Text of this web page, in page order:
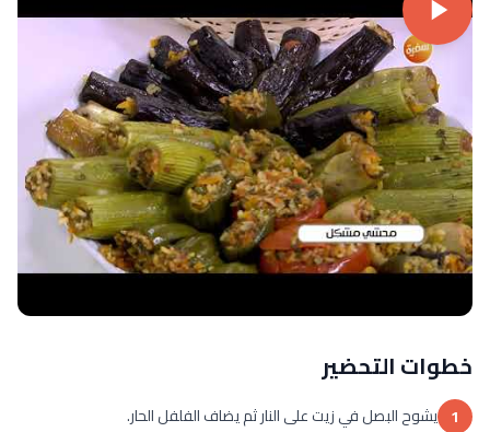
خطوات التحضير
1 يشوح البصل في زيت على النار ثم يضاف الفلفل الحار.